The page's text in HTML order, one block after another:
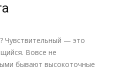
Чувствительный — это
Вовсе не
бывают высокоточные